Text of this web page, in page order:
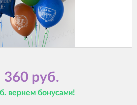
360 руб.
вернем бонусами!